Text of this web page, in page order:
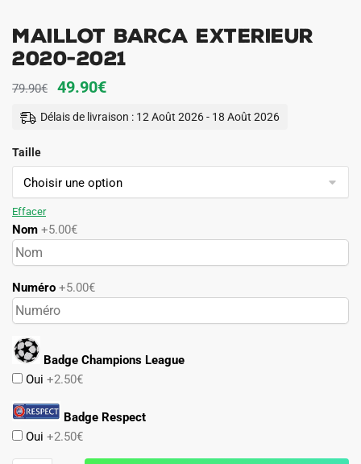
Maillot Barca Exterieur
2020-2021
79.90€
Le
prix
79.90€.
49.90€Le
prix
49.90€.
Délais de livraison : 12 Août 2026 - 18 Août 2026
Taille
Effacer
Nom +5.00€
Numéro +5.00€
Badge Champions League
Oui +2.50€
Badge Respect
Oui +2.50€